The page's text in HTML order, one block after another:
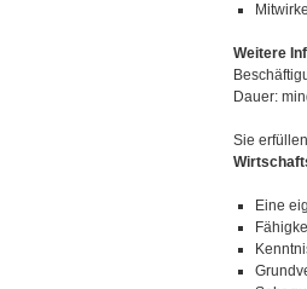
Weitere
Dauer:
Sie
Eine